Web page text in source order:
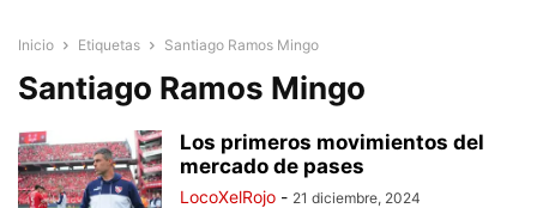
Inicio Etiquetas Santiago Ramos Mingo
Santiago Ramos Mingo
Los primeros movimientos del
mercado de pases
LocoXelRojo - 21 diciembre, 2024